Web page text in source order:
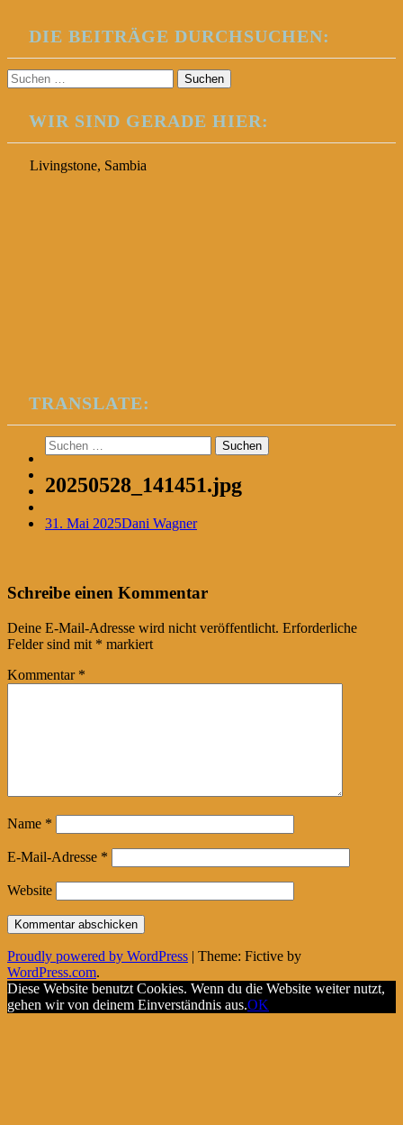
DIE BEITRÄGE DURCHSUCHEN:
Suchen
nach:
WIR SIND GERADE HIER:
Livingstone, Sambia
TRANSLATE:
Suchen
nach:
20250528_141451.jpg
31. Mai 2025Dani Wagner
Post
navigation
←
Schreibe einen Kommentar
Deine E-Mail-Adresse wird nicht veröffentlicht. Erforderliche
Felder sind mit * markiert
Kommentar *
Name *
E-Mail-Adresse *
Website
Proudly powered by WordPress | Theme: Fictive by
WordPress.com.
Diese Website benutzt Cookies. Wenn du die Website weiter nutzt,
gehen wir von deinem Einverständnis aus.OK